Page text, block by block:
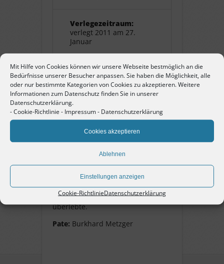
Mit Hilfe von Cookies können wir unsere Webseite bestmöglich an die
Bedürfnisse unserer Besucher anpassen. Sie haben die Möglichkeit, alle
oder nur bestimmte Kategorien von Cookies zu akzeptieren. Weitere
Informationen zum Datenschutz finden Sie in unserer
Datenschutzerklärung.
-Cookie-Richtlinie - Impressum- Datenschutzerklärung
Cookies akzeptieren
Ablehnen
Einstellungen anzeigen
Cookie-RichtlinieDatenschutzerklärung
Verlegezeitraum:
verlegt 2011 am 27.
Januar
Name:Ida Irma
Bensinger
Pate: Burkhard Metzger
Ida Irma Bensinger
Jüdin, Schülerin im Schulghetto,
Flucht 1939 nach Bolivien,
überlebte.
Pate: Burkhard Metzger